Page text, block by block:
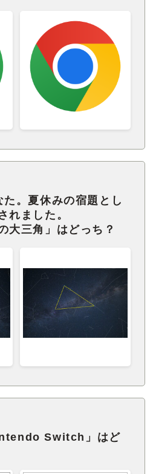
。夏休みの宿題とし
れました。
大三角」はどっち？
Switch」はど